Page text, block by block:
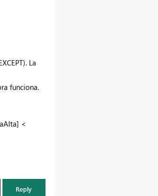
La
funciona.
<
Reply